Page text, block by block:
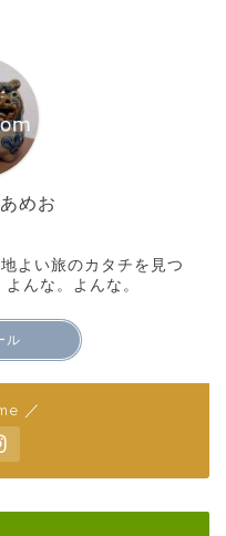
めお
よい旅のカタチを見つ
んな。よんな。
ル
／